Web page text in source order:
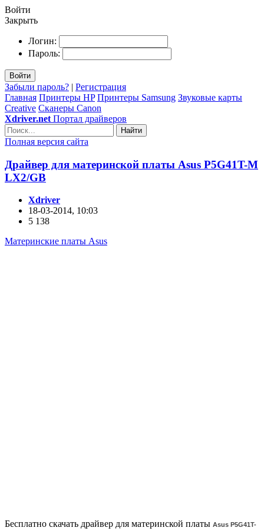
Войти
Закрыть
Логин:
Пароль:
Войти
Забыли пароль? | Регистрация
Главная Принтеры HP Принтеры Samsung Звуковые карты
Creative Сканеры Canon
Xdriver.net Портал драйверов
Найти
Полная версия сайта
Драйвер для материнской платы Asus P5G41T-M
LX2/GB
Xdriver
18-03-2014, 10:03
5 138
Материнские платы Asus
Бесплатно скачать драйвер для материнской платы Asus P5G41T-